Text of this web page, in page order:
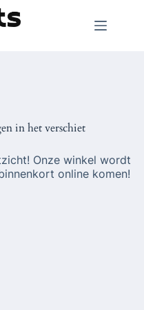
in het verschiet
Onze winkel wordt
online komen!